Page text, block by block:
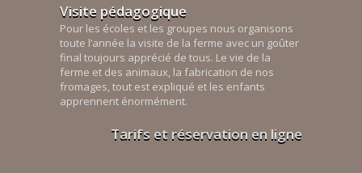
Visite pédagogique
Pour les écoles et les groupes nous organisons
toute l’année la visite de la ferme avec un goûter
final toujours apprécié de tous. Le vie de la
ferme et des animaux, la fabrication de nos
fromages, tout est expliqué et les enfants
apprennent énormément.
Tarifs et réservation en ligne